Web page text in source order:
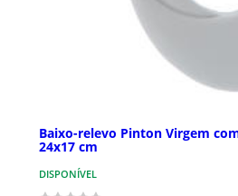
Baixo-relevo Pinton Virgem
24x17 cm
DISPONÍVEL